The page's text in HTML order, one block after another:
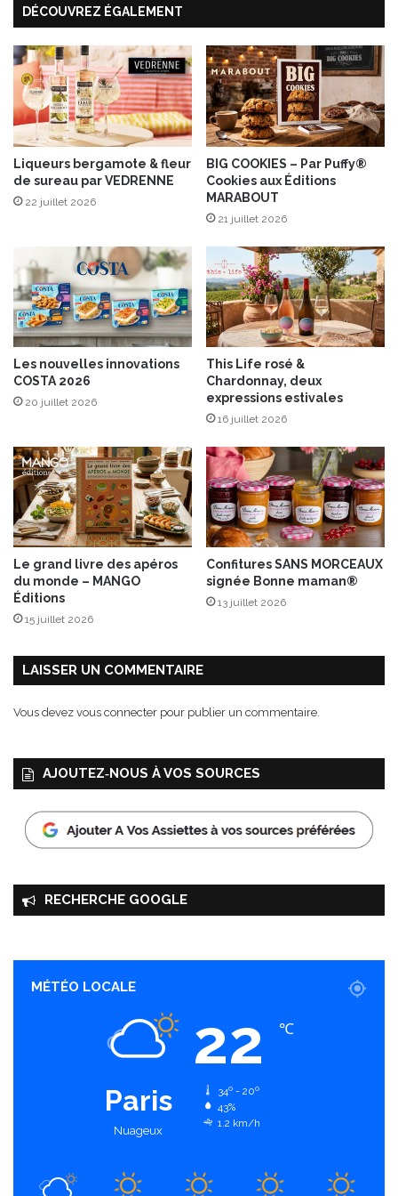
l
l
y
u
L
a
n
g
r
O
P
e
l
c
o
c
k
t
a
r
ê
t
-
à
-
b
o
r
e
!
DÉCOUVREZ ÉGALEMENT
Liqueurs bergamote & fleur
de sureau par VEDRENNE
22 juillet 2026
BIG COOKIES – Par Puffy®
Cookies aux Éditions
MARABOUT
21 juillet 2026
Les nouvelles innovations
COSTA 2026
20 juillet 2026
This Life rosé &
Chardonnay, deux
expressions estivales
16 juillet 2026
Le grand livre des apéros
du monde – MANGO
Éditions
15 juillet 2026
Confitures SANS MORCEAUX
signée Bonne maman®
13 juillet 2026
LAISSER UN COMMENTAIRE
Vous devez vous connecter pour publier un commentaire.
AJOUTEZ‑NOUS À VOS SOURCES
RECHERCHE GOOGLE
MÉTÉO LOCALE
Paris
Nuageux
22 ℃
34º - 20º
43%
1.2 km/h